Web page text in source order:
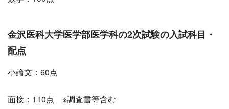
金沢医科大学医学部医学科の2次試験の入試科目・
配点
小論文：60点
面接：110点 ※調査書等含む